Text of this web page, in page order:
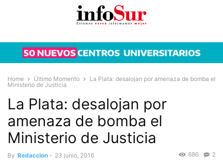
Home Último Momento
La Plata: desalojan por amenaza de bomba el
Ministerio de Justicia
La Plata: desalojan por
amenaza de bomba el
Ministerio de Justicia
By Redaccion - 23 junio, 2016 2
686